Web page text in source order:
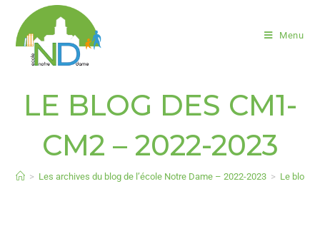
Menu
LE BLOG DES CM1-
CM2 – 2022-2023
> Les archives du blog de l’école Notre Dame – 2022-2023 > Le blog